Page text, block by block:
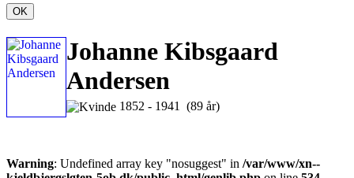
OK
Johanne Kibsgaard
Andersen
1852 - 1941 (89 år)
Warning: Undefined array key "nosuggest" in /var/www/xn--